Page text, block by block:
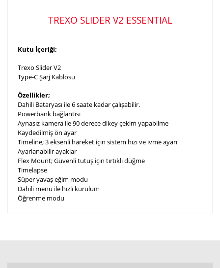
TREXO SLIDER V2 ESSENTIAL
Kutu İçeriği;
Trexo Slider V2
Type-C Şarj Kablosu
Özellikler;
Dahili Bataryası ile 6 saate kadar çalışabilir.
Powerbank bağlantısı
Aynasız kamera ile 90 derece dikey çekim yapabilme
Kaydedilmiş ön ayar
Timeline; 3 eksenli hareket için sistem hızı ve ivme ayarı
Ayarlanabilir ayaklar
Flex Mount; Güvenli tutuş için tırtıklı düğme
Timelapse
Süper yavaş eğim modu
Dahili menü ile hızlı kurulum
Öğrenme modu